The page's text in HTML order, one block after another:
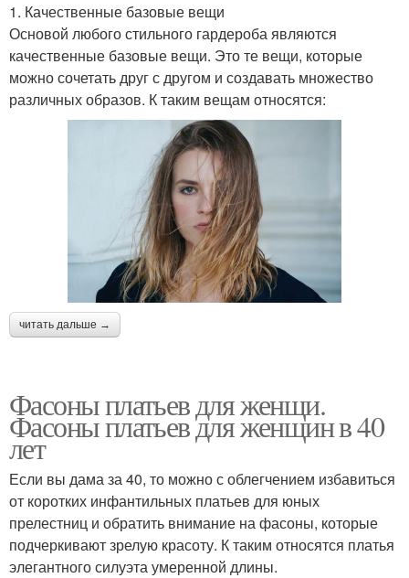
1. Качественные базовые вещи
Основой любого стильного гардероба являются
качественные базовые вещи. Это те вещи, которые
можно сочетать друг с другом и создавать множество
различных образов. К таким вещам относятся:
читать дальше →
Фасоны платьев для женщи.
Фасоны платьев для женщин в 40
лет
Если вы дама за 40, то можно с облегчением избавиться
от коротких инфантильных платьев для юных
прелестниц и обратить внимание на фасоны, которые
подчеркивают зрелую красоту. К таким относятся платья
элегантного силуэта умеренной длины.